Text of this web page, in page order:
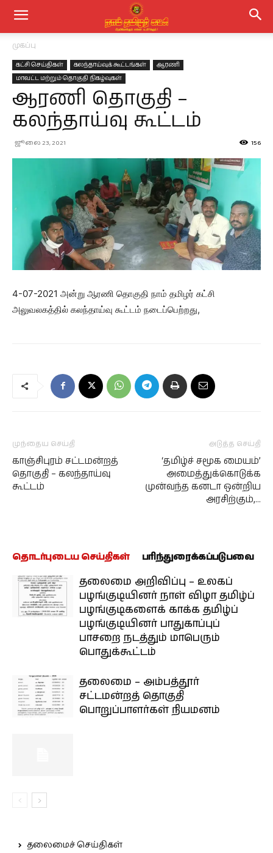
முகப்பு
கட்சி செய்திகள் கலந்தாய்வுக் கூட்டங்கள்
ஆரணி
மாவட்ட மற்றும் தொகுதி நிகழ்வுகள்
ஆரணி தொகுதி –
கலந்தாய்வு கூட்டம்
ஜூலை 23, 2021 156
4-07-2021 அன்று ஆரணி தொகுதி நாம் தமிழர் கட்சி
அலுவலகத்தில் கலந்தாய்வு கூட்டம் நடைப்பெற்றது,
முந்தைய செய்தி
காஞ்சிபுரம் சட்டமன்றத்
தொகுதி – கலந்தாய்வு
கூட்டம்
அடுத்த செய்தி
‘தமிழ்ச் சமூக மையம்’
அமைத்துக்கொடுக்க
முன்வந்த கனடா ஒன்றிய
அரசிற்கும்,…
தொடர்புடைய செய்திகள் பரிந்துரைக்கப்படுபவை
தலைமை அறிவிப்பு – உலகப்
பழங்குடியினர் நாள் விழா தமிழ்ப்
பழங்குடிகளைக் காக்க தமிழ்ப்
பழங்குடியினர் பாதுகாப்புப்
பாசறை நடத்தும் மாபெரும்
பொதுக்கூட்டம்
தலைமை – அம்பத்தூர்
சட்டமன்றத் தொகுதி
பொறுப்பாளர்கள் நியமனம்
தலைமைச் செய்திகள்